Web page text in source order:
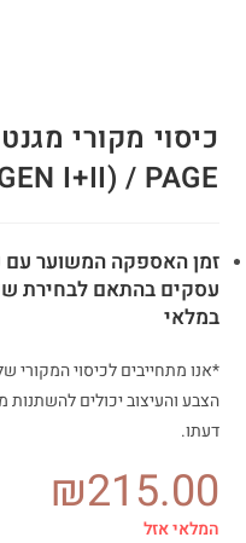
I+II) / PAGE
עסקים בהתאם לבחירת
במלאי
*אנו מתחייבים לכיסוי המקורי
הצבע והעיצוב יכולים להשתנות
דעתו.
₪215.00
המלאי אזל